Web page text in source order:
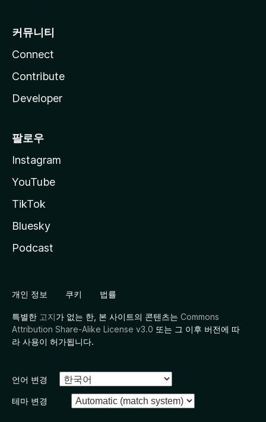
커뮤니티
Connect
Contribute
Developer
팔로우
Instagram
YouTube
TikTok
Bluesky
Podcast
개인 정보 쿠키 법률
특별한 고지가 없는 한, 본 사이트의 콘텐츠는 Commons
Attribution Share-Alike License v3.0 또는 그 이후 버전에 따
라 사용이 허가됩니다.
언어 변경
테마 변경